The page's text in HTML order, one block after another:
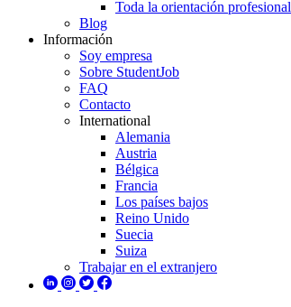
Toda la orientación profesional
Blog
Información
Soy empresa
Sobre StudentJob
FAQ
Contacto
International
Alemania
Austria
Bélgica
Francia
Los países bajos
Reino Unido
Suecia
Suiza
Trabajar en el extranjero